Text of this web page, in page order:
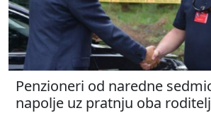
Penzioneri od naredne
napolje uz pratnju oba